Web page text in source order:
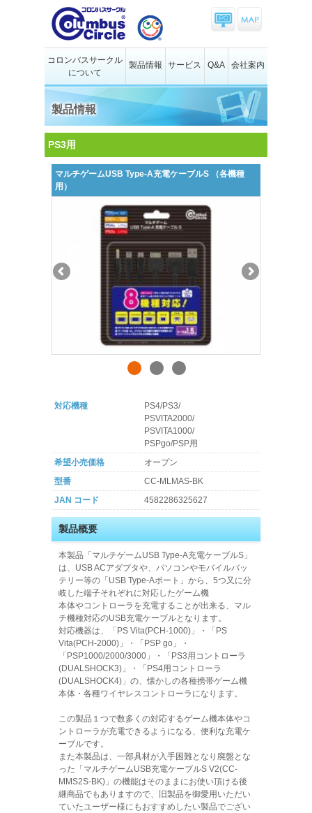
コロンバスサークル
について
製品情報 サービス Q&A 会社案内
製品情報
PS3用
マルチゲームUSB Type-A充電ケーブルS （各機種
用）
対応機種
PS4/PS3/
PSVITA2000/
PSVITA1000/
PSPgo/PSP用
希望小売価格
オープン
型番
CC-MLMAS-BK
JAN コード
4582286325627
製品概要
本製品「マルチゲームUSB Type-A充電ケーブルS」
は、USB ACアダプタや、パソコンやモバイルバッ
テリー等の「USB Type-Aポート」から、5つ又に分
岐した端子それぞれに対応したゲーム機
本体やコントローラを充電することが出来る、マル
チ機種対応のUSB充電ケーブルとなります。
対応機器は、「PS Vita(PCH-1000)」・「PS
Vita(PCH-2000)」・「PSP go」・
「PSP1000/2000/3000」・「PS3用コントローラ
(DUALSHOCK3)」・「PS4用コントローラ
(DUALSHOCK4)」の、懐かしの各種携帯ゲーム機
本体・各種ワイヤレスコントローラになります。
この製品１つで数多くの対応するゲーム機本体やコ
ントローラが充電できるようになる、便利な充電ケ
ーブルです。
また本製品は、一部具材が入手困難となり廃盤とな
った「マルチゲームUSB充電ケーブルS V2(CC-
MMS2S-BK)」の機能はそのままにお使い頂ける後
継商品でもありますので、旧製品を御愛用いただい
ていたユーザー様にもおすすめしたい製品でござい